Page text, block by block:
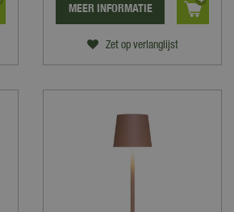
Zet op verlanglijst
MEER INFORMATIE